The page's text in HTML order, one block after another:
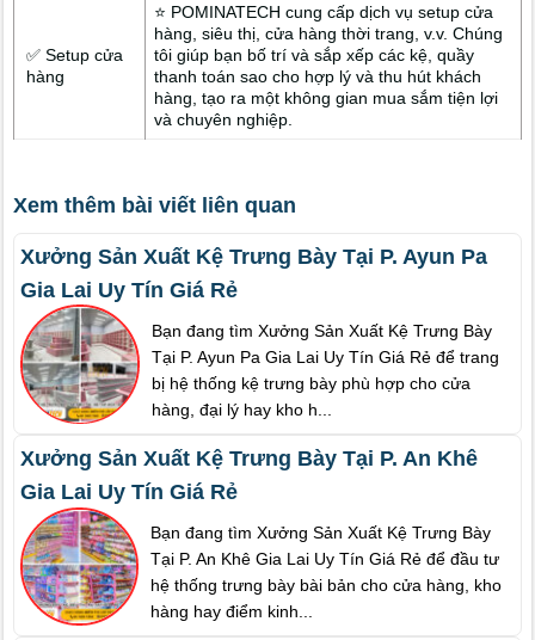
✅ Setup cửa
hàng
⭐ POMINATECH cung cấp dịch vụ setup cửa
hàng, siêu thị, cửa hàng thời trang, v.v. Chúng
tôi giúp bạn bố trí và sắp xếp các kệ, quầy
thanh toán sao cho hợp lý và thu hút khách
hàng, tạo ra một không gian mua sắm tiện lợi
và chuyên nghiệp.
Xem thêm bài viết liên quan
Xưởng Sản Xuất Kệ Trưng Bày Tại P. Ayun Pa
Gia Lai Uy Tín Giá Rẻ
Bạn đang tìm Xưởng Sản Xuất Kệ Trưng Bày
Tại P. Ayun Pa Gia Lai Uy Tín Giá Rẻ để trang
bị hệ thống kệ trưng bày phù hợp cho cửa
hàng, đại lý hay kho h...
Xưởng Sản Xuất Kệ Trưng Bày Tại P. An Khê
Gia Lai Uy Tín Giá Rẻ
Bạn đang tìm Xưởng Sản Xuất Kệ Trưng Bày
Tại P. An Khê Gia Lai Uy Tín Giá Rẻ để đầu tư
hệ thống trưng bày bài bản cho cửa hàng, kho
hàng hay điểm kinh...